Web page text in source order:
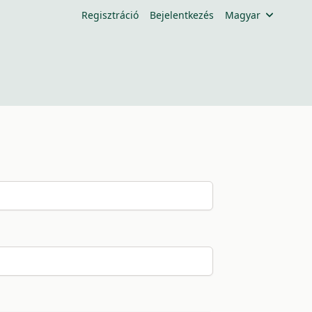
Regisztráció Bejelentkezés Magyar